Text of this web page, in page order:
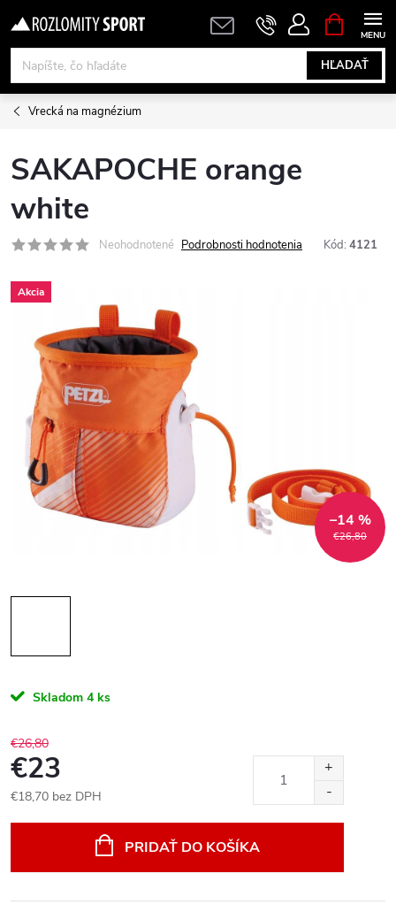
na
obsah
HĽADAŤ
KOŠÍK
Vrecká na magnézium
SAKAPOCHE orange
white
Neohodnotené Podrobnosti hodnotenia Kód: 4121
Akcia
€26,80
–14 %
Skladom 4 ks
€26,80
€23
€18,70 bez DPH
PRIDAŤ DO KOŠÍKA